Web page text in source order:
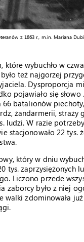
z 1863 r., m.in. Mariana
wybuchło w
było też najgorzej
Dysproporcja
pojawiało się
66 batalionów
żandarmerii,
ludzi. W razie
stacjonowało 22
który w dniu
tys. zaprzysiężonych
Liczono przede
zaborcy było z niej
walki zdominowała